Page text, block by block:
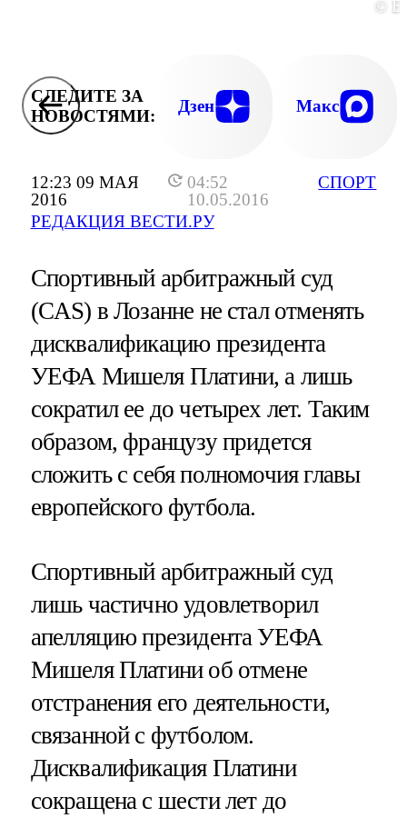
12:23 09 МАЯ
2016
04:52
10.05.2016
РЕДАКЦИЯ ВЕСТИ.РУ
СПОРТ
©
СЛЕДИТЕ ЗА
НОВОСТЯМИ:
Дзен Макс
Спортивный арбитражный суд
(CAS) в Лозанне не стал отменять
дисквалификацию президента
УЕФА Мишеля Платини, а лишь
сократил ее до четырех лет. Таким
образом, французу придется
сложить с себя полномочия главы
европейского футбола.
Спортивный арбитражный суд
лишь частично удовлетворил
апелляцию президента УЕФА
Мишеля Платини об отмене
отстранения его деятельности,
связанной с футболом.
Дисквалификация Платини
сокращена с шести лет до